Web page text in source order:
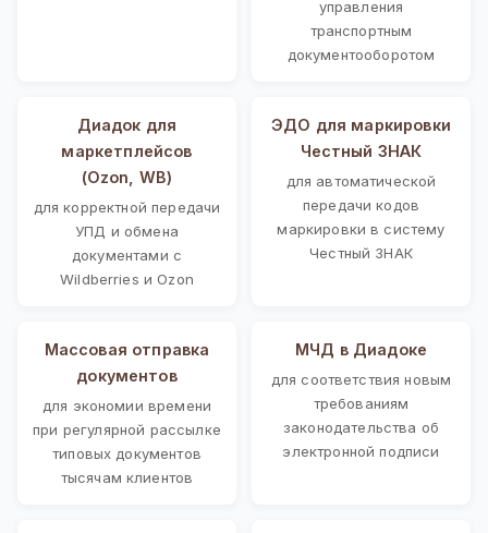
управления
транспортным
документооборотом
Диадок для
маркетплейсов
(Ozon, WB)
для корректной передачи
УПД и обмена
документами с
Wildberries и Ozon
ЭДО для маркировки
Честный ЗНАК
для автоматической
передачи кодов
маркировки в систему
Честный ЗНАК
Массовая отправка
документов
для экономии времени
при регулярной рассылке
типовых документов
тысячам клиентов
МЧД в Диадоке
для соответствия новым
требованиям
законодательства об
электронной подписи